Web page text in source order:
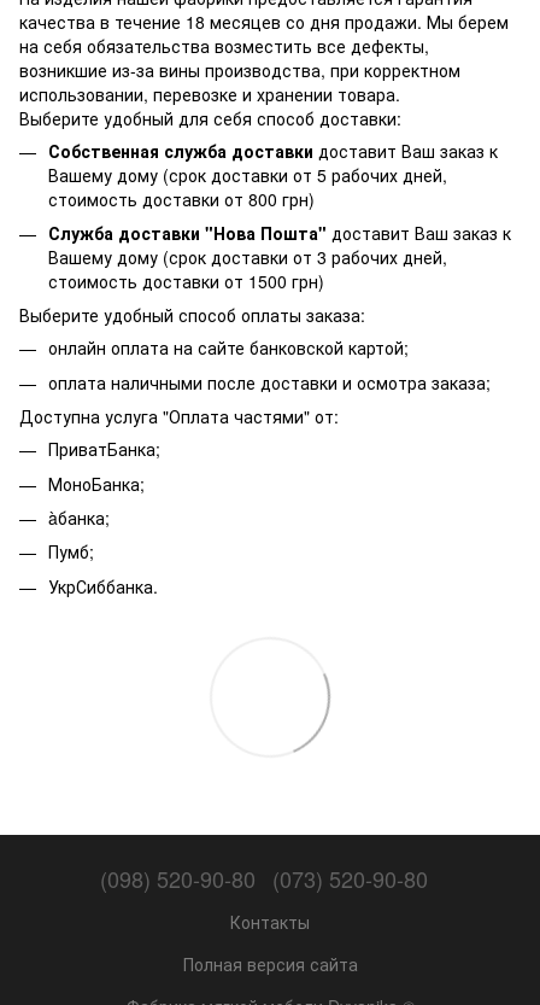
качества в течение 18 месяцев со дня продажи. Мы берем
на себя обязательства возместить все дефекты,
возникшие из-за вины производства, при корректном
использовании, перевозке и хранении товара.
Выберите удобный для себя способ доставки:
Собственная служба доставки доставит Ваш заказ к
Вашему дому (срок доставки от 5 рабочих дней,
стоимость доставки от 800 грн)
Служба доставки "Нова Пошта" доставит Ваш заказ к
Вашему дому (срок доставки от 3 рабочих дней,
стоимость доставки от 1500 грн)
Выберите удобный способ оплаты заказа:
онлайн оплата на сайте банковской картой;
оплата наличными после доставки и осмотра заказа;
Доступна услуга "Оплата частями" от:
ПриватБанка;
МоноБанка;
àбанка;
Пумб;
УкрСиббанка.
(098) 520-90-80 (073) 520-90-80
Контакты
Полная версия сайта